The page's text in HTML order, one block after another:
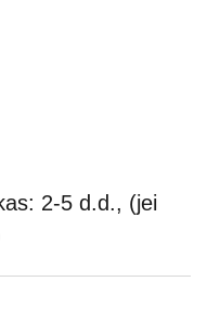
2-5 d.d., (jei